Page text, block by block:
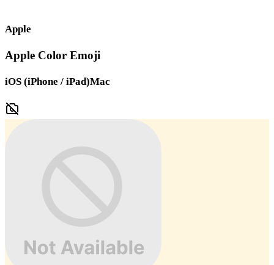
Apple
Apple Color Emoji
iOS (iPhone / iPad)Mac